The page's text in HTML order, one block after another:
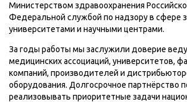
Министерством здравоохранения
Федеральной службой по надзору в сфере
университетами и научными центрами.
За годы работы мы заслужили доверие
медицинских ассоциаций, университетов,
компаний, производителей и
оборудования. Долгосрочное партнёрство
реализовывать приоритетные задачи